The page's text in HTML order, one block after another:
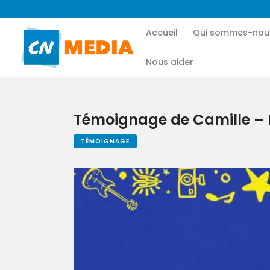
Accueil Qui sommes-
Nous aider
Témoignage de Camille –
TÉMOIGNAGE